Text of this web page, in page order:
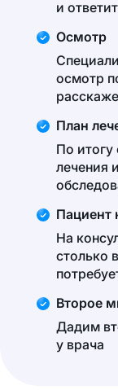
и
Осмотр
осмотр
План
По итогу
лечения
Пациент
На
столько
Второе
Дадим
у врача